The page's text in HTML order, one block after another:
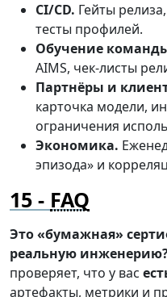
CI/CD. Гейты
тесты профилей.
Обучение
AIMS, чек-листы
Партнёры и
карточка модели,
ограничения
Экономика.
эпизода» и
FAQ
Это «бумажная»
реальную
проверяет, что у вас
артефакты, метрики и